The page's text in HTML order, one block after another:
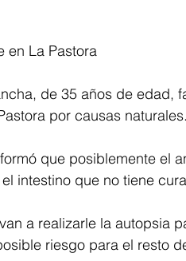
en La Pastora
de 35 años de edad,
por causas
que posiblemente el
intestino que no tiene
a realizarle la autopsia
riesgo para el resto